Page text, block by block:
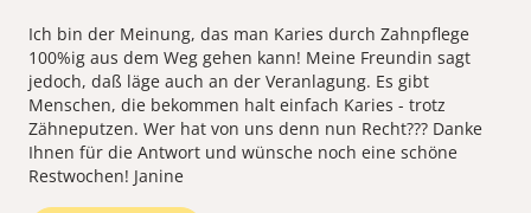
Ich bin der Meinung, das man Karies durch Zahnpflege
100%ig aus dem Weg gehen kann! Meine Freundin sagt
jedoch, daß läge auch an der Veranlagung. Es gibt
Menschen, die bekommen halt einfach Karies - trotz
Zähneputzen. Wer hat von uns denn nun Recht??? Danke
Ihnen für die Antwort und wünsche noch eine schöne
Restwochen! Janine